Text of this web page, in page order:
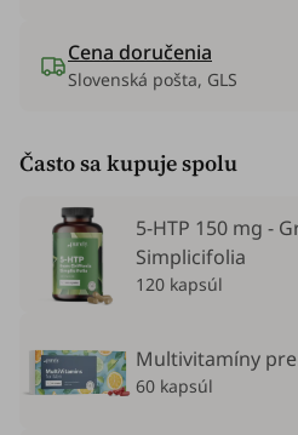
Cena doručenia
Slovenská pošta, GLS
Často sa kupuje spolu
5-HTP 150 mg -
Simplicifolia
120 kapsúl
Multivitamíny
60 kapsúl